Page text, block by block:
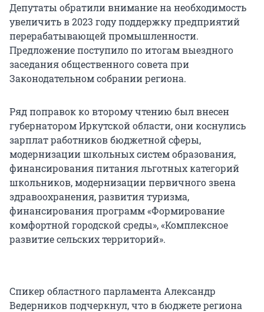
Депутаты обратили внимание на необходимость
увеличить в 2023 году поддержку предприятий
перерабатывающей промышленности.
Предложение поступило по итогам выездного
заседания общественного совета при
Законодательном собрании региона.
Ряд поправок ко второму чтению был внесен
губернатором Иркутской области, они коснулись
зарплат работников бюджетной сферы,
модернизации школьных систем образования,
финансирования питания льготных категорий
школьников, модернизации первичного звена
здравоохранения, развития туризма,
финансирования программ «Формирование
комфортной городской среды», «Комплексное
развитие сельских территорий».
Спикер областного парламента Александр
Ведерников подчеркнул, что в бюджете региона